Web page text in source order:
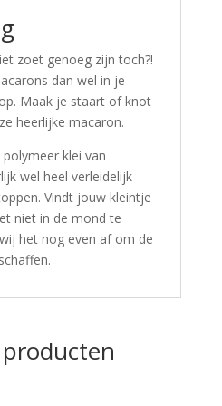
zoet genoeg zijn toch?!
dan wel in je
Maak je staart of knot
heerlijke macaron.
klei van
wel heel verleidelijk
Vindt jouw kleintje
niet in de mond te
het nog even af om de